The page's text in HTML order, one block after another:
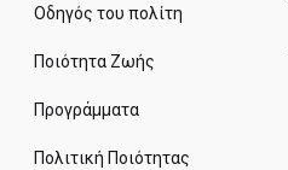
Οδηγός του πολίτη
Ποιότητα Ζωής
Προγράμματα
Πολιτική Ποιότητας